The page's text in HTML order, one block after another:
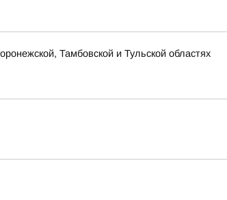
Тамбовской и Тульской областях